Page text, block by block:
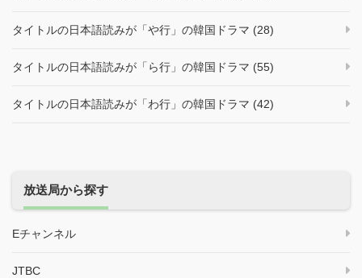
タイトルの日本語読みが「や行」の韓国ドラマ (28)
タイトルの日本語読みが「ら行」の韓国ドラマ (55)
タイトルの日本語読みが「わ行」の韓国ドラマ (42)
放送局から探す
Eチャンネル
JTBC